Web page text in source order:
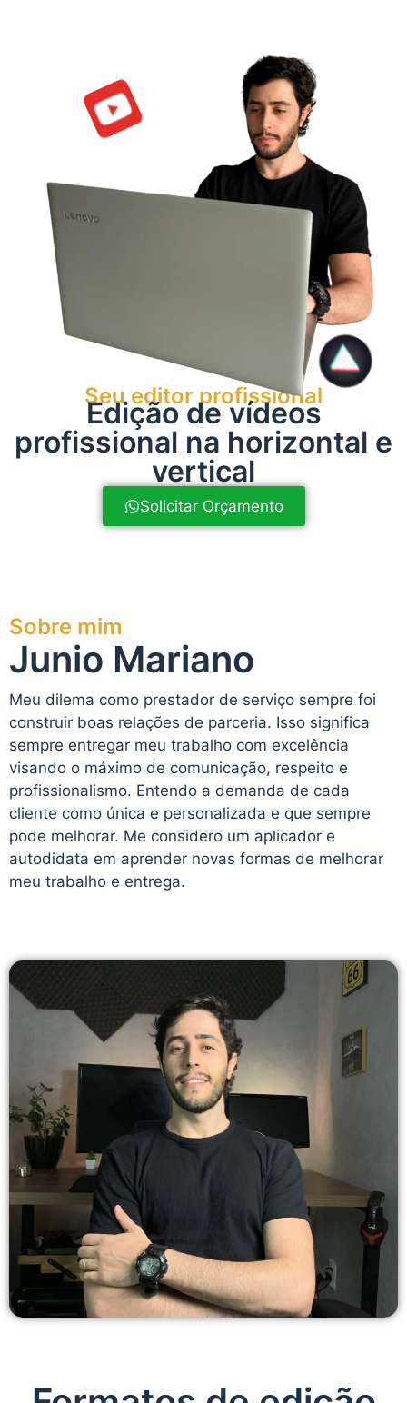
Seu editor profissional
Edição de vídeos
profissional na horizontal e
vertical
Solicitar Orçamento
Sobre mim
Junio Mariano
Meu dilema como prestador de serviço sempre foi
construir boas relações de parceria. Isso significa
sempre entregar meu trabalho com excelência
visando o máximo de comunicação, respeito e
profissionalismo. Entendo a demanda de cada
cliente como única e personalizada e que sempre
pode melhorar. Me considero um aplicador e
autodidata em aprender novas formas de melhorar
meu trabalho e entrega.